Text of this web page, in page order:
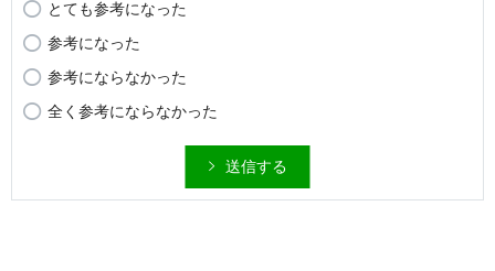
とても参考になった
参考になった
参考にならなかった
全く参考にならなかった
送信する